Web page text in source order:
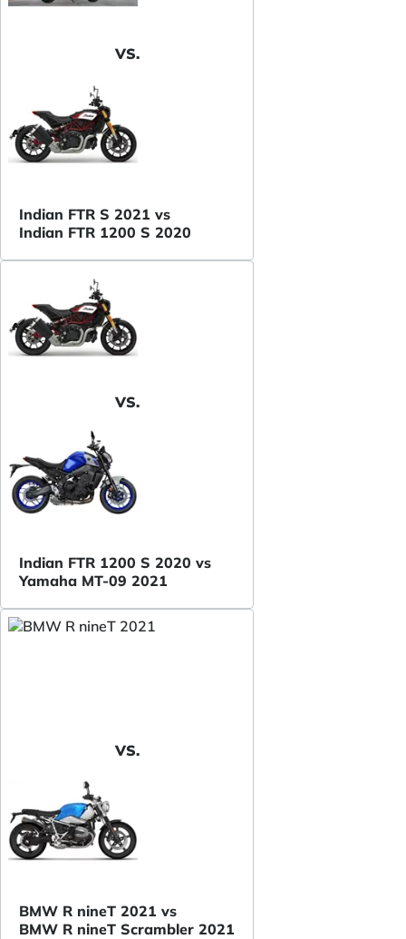
VS.
Indian FTR S 2021 vs
Indian FTR 1200 S 2020
VS.
Indian FTR 1200 S 2020 vs
Yamaha MT-09 2021
VS.
BMW R nineT 2021 vs
BMW R nineT Scrambler 2021